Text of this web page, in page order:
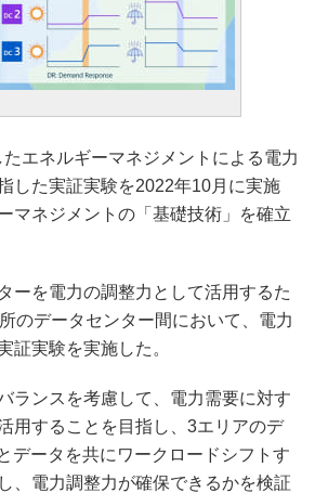
エネルギーマネジメントによる電力
した実証実験を2022年10月に実施
マネジメントの「基礎技術」を確立
を電力の調整力として活用するた
のデータセンター間において、電力
証実験を実施した。
ランスを考慮して、電力需要に対す
用することを目指し、3エリアのデ
データを共にワークロードシフトす
、電力調整力が確保できるかを検証